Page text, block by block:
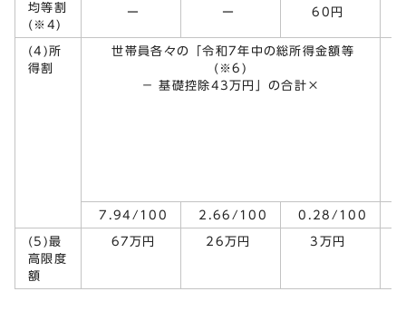
均等割
(※4)
ー ー 60円
(4)所
得割
世帯員各々の「令和7年中の総所得金額等
(※6)
－ 基礎控除43万円」の合計×
7.94/100 2.66/100 0.28/100
(5)最
高限度
額
67万円 26万円 3万円